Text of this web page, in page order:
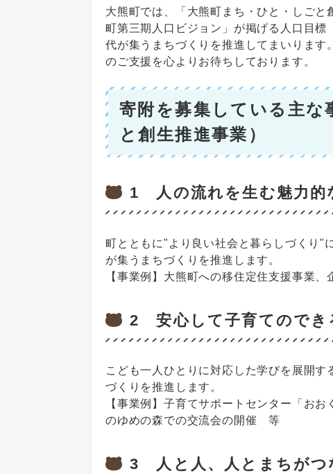
大熊町では、「大熊町まち・ひと・しご
町第三期人口ビジョン」が掲げる人口目
代が集うまちづくりを推進してまいりま
のご支援を心よりお待ちしております。
寄附を募集している主な
と創生推進事業）
1 人の流れを生む魅力的
町とともに"より良い社会と暮らしづくり"
が集うまちづくりを推進します。
【事業例】大熊町への移住定住支援事業
2 安心して子育てのでき
こども一人ひとりに対応した学びを展開
づくりを推進します。
【事業例】子育てサポートセンター「お
のゆめの森での交流会の開催 等
3 人と人、人とまちがつ